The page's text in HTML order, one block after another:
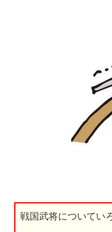
戦国武将についてい